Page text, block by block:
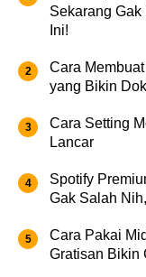
Sekarang
Ini!
Cara
yang Bikin
Cara Setting
Lancar
Spotify
Gak Salah
Cara Pakai
Gratisan Bikin